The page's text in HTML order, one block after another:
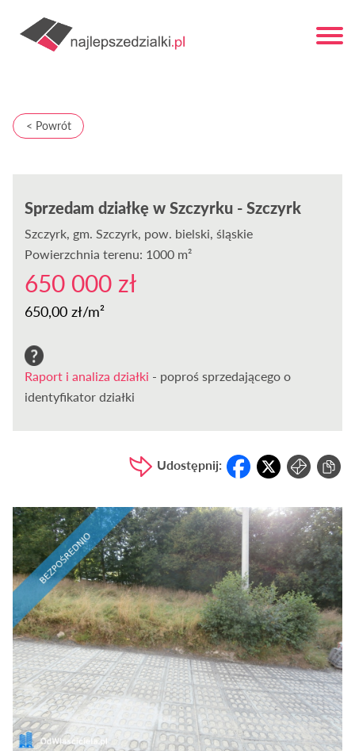
< Powrót
Sprzedam działkę w Szczyrku - Szczyrk
Szczyrk, gm. Szczyrk, pow. bielski, śląskie
Powierzchnia terenu: 1000 m²
650 000 zł
650,00 zł/m²
Raport i analiza działki - poproś sprzedającego o
identyfikator działki
Udostępnij: